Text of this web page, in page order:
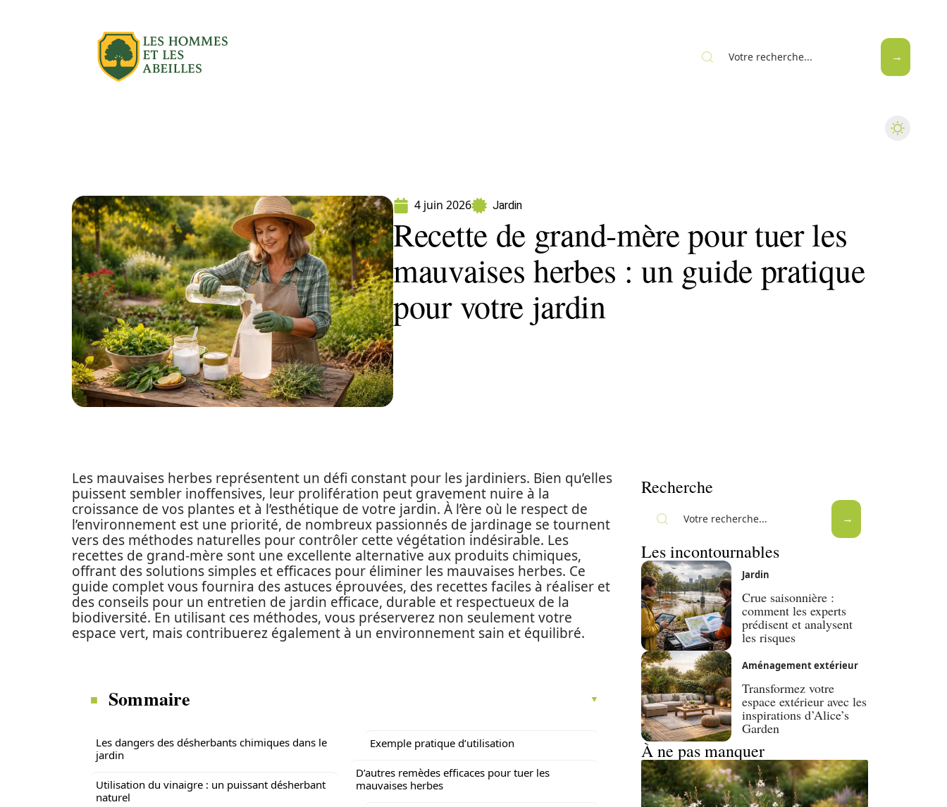
4 juin 2026 Jardin
Recette de grand-mère pour tuer les
mauvaises herbes : un guide pratique
pour votre jardin
Les mauvaises herbes représentent un défi constant pour les jardiniers. Bien qu’elles
puissent sembler inoffensives, leur prolifération peut gravement nuire à la
croissance de vos plantes et à l’esthétique de votre jardin. À l’ère où le respect de
l’environnement est une priorité, de nombreux passionnés de jardinage se tournent
vers des méthodes naturelles pour contrôler cette végétation indésirable. Les
recettes de grand-mère sont une excellente alternative aux produits chimiques,
offrant des solutions simples et efficaces pour éliminer les mauvaises herbes. Ce
guide complet vous fournira des astuces éprouvées, des recettes faciles à réaliser et
des conseils pour un entretien de jardin efficace, durable et respectueux de la
biodiversité. En utilisant ces méthodes, vous préserverez non seulement votre
espace vert, mais contribuerez également à un environnement sain et équilibré.
Sommaire
Les dangers des désherbants chimiques dans le
jardin
Utilisation du vinaigre : un puissant désherbant
naturel
Exemple pratique d’utilisation
D’autres remèdes efficaces pour tuer les
mauvaises herbes
Recherche
Les incontournables
Jardin
Crue saisonnière :
comment les experts
prédisent et analysent
les risques
Aménagement extérieur
Transformez votre
espace extérieur avec les
inspirations d’Alice’s
Garden
À ne pas manquer